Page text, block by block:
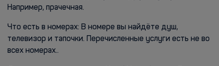
Например, прачечная.
Что есть в номерах: В номере вы найдёте душ,
телевизор и тапочки. Перечисленные услуги есть не во
всех номерах..